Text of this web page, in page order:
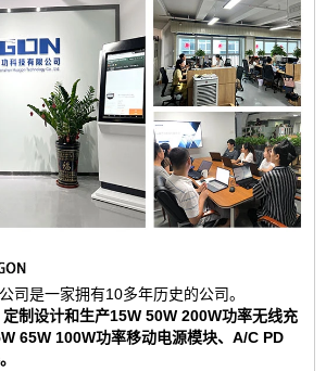
司是一家拥有10多年历史的公司。
制设计和生产15W 50W 200W功率无线充
65W 100W功率移动电源模块、A/C PD